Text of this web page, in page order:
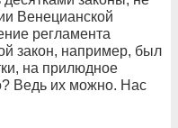
Венецианской
регламента
закон, например, был
на прилюдное
Ведь их можно. Нас